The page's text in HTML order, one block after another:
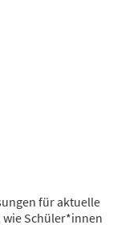
für aktuelle
wie Schüler*innen